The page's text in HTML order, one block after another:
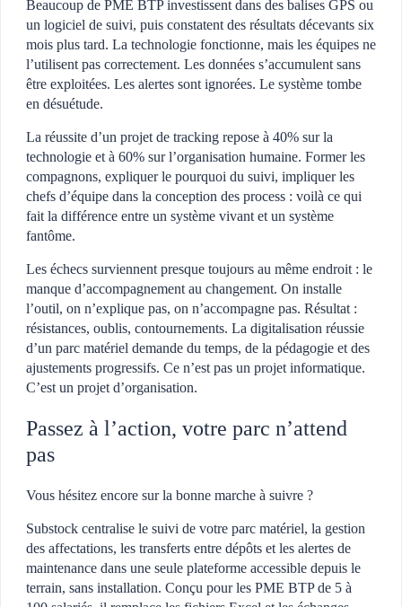
Beaucoup de PME BTP investissent dans des balises GPS ou
un logiciel de suivi, puis constatent des résultats décevants six
mois plus tard. La technologie fonctionne, mais les équipes ne
l’utilisent pas correctement. Les données s’accumulent sans
être exploitées. Les alertes sont ignorées. Le système tombe
en désuétude.
La réussite d’un projet de tracking repose à 40% sur la
technologie et à 60% sur l’organisation humaine. Former les
compagnons, expliquer le pourquoi du suivi, impliquer les
chefs d’équipe dans la conception des process : voilà ce qui
fait la différence entre un système vivant et un système
fantôme.
Les échecs surviennent presque toujours au même endroit : le
manque d’accompagnement au changement. On installe
l’outil, on n’explique pas, on n’accompagne pas. Résultat :
résistances, oublis, contournements. La digitalisation réussie
d’un parc matériel demande du temps, de la pédagogie et des
ajustements progressifs. Ce n’est pas un projet informatique.
C’est un projet d’organisation.
Passez à l’action, votre parc n’attend
pas
Vous hésitez encore sur la bonne marche à suivre ?
Substock centralise le suivi de votre parc matériel, la gestion
des affectations, les transferts entre dépôts et les alertes de
maintenance dans une seule plateforme accessible depuis le
terrain, sans installation. Conçu pour les PME BTP de 5 à